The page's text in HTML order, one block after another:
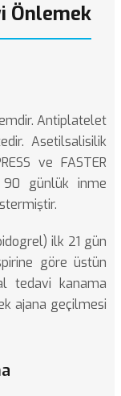
Önlemek
Antiplatelet
Asetilsalisilik
ve FASTER
90 günlük inme
ilk 21 gün
göre üstün
tedavi kanama
ajana geçilmesi